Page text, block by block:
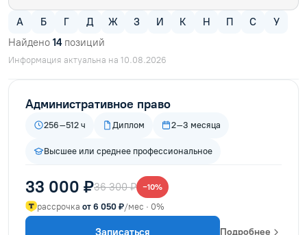
А Б Г Д Ж З И К Н П С
У
Найдено 14позиций
Информация актуальна на 10.08.2026
Административное право
256–512 ч Диплом 2–3 месяца
Высшее или среднее профессиональное
33 000 ₽36 300 ₽ −10%
рассрочка от 6 050 ₽/мес · 0%
Записаться Подробнее